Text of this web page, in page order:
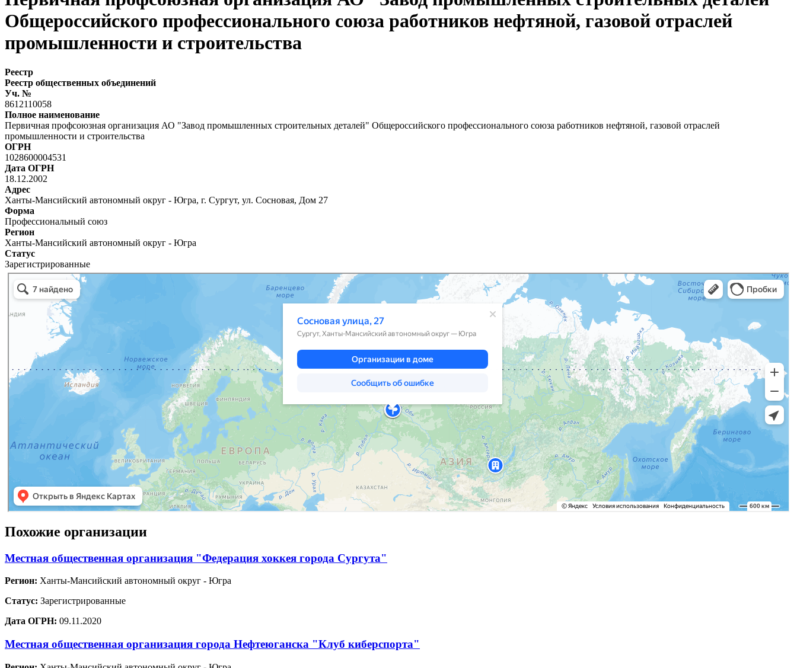
Общероссийского профессионального союза работников нефтяной, газовой отраслей
промышленности и строительства
Реестр
Реестр общественных объединений
Уч. №
8612110058
Полное наименование
Первичная профсоюзная организация АО "Завод промышленных строительных деталей" Общероссийского профессионального союза работников нефтяной, газовой отраслей
промышленности и строительства
ОГРН
1028600004531
Дата ОГРН
18.12.2002
Адрес
Ханты-Мансийский автономный округ - Югра, г. Сургут, ул. Сосновая, Дом 27
Форма
Профессиональный союз
Регион
Ханты-Мансийский автономный округ - Югра
Статус
Зарегистрированные
Похожие организации
Местная общественная организация "Федерация хоккея города Сургута"
Регион: Ханты-Мансийский автономный округ - Югра
Статус: Зарегистрированные
Дата ОГРН: 09.11.2020
Местная общественная организация города Нефтеюганска "Клуб киберспорта"